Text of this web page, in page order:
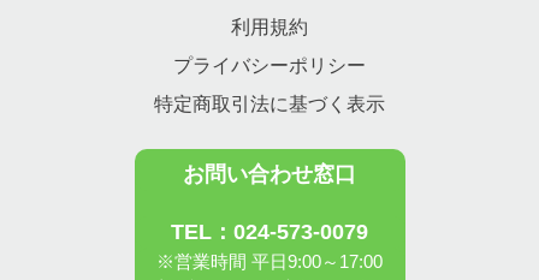
利用規約
プライバシーポリシー
特定商取引法に基づく表示
お問い合わせ窓口
TEL：024-573-0079
※営業時間 平日9:00～17:00